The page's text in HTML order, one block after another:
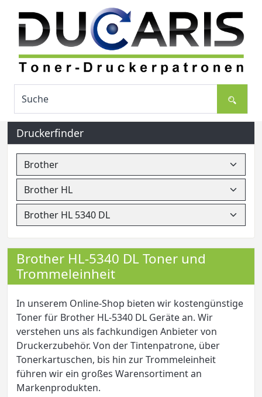
Druckerfinder
Brother HL-5340 DL Toner und
Trommeleinheit
In unserem Online-Shop bieten wir kostengünstige
Toner für Brother HL-5340 DL Geräte an. Wir
verstehen uns als fachkundigen Anbieter von
Druckerzubehör. Von der Tintenpatrone, über
Tonerkartuschen, bis hin zur Trommeleinheit
führen wir ein großes Warensortiment an
Markenprodukten.